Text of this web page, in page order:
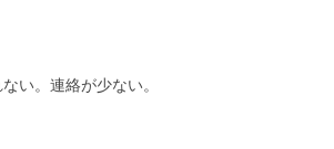
い。連絡が少ない。